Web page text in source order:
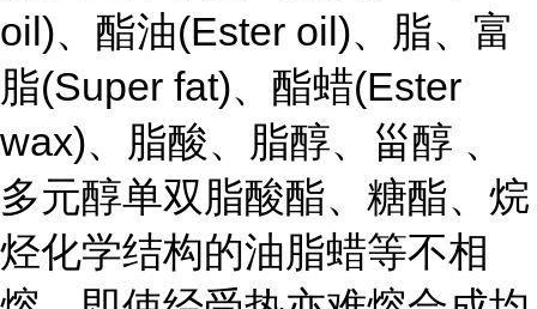
oil)、酯油(Ester oil)、脂、富
脂(Super fat)、酯蜡(Ester
wax)、脂酸、脂醇、甾醇 、
多元醇单双脂酸酯、糖酯、烷
烃化学结构的油脂蜡等不相